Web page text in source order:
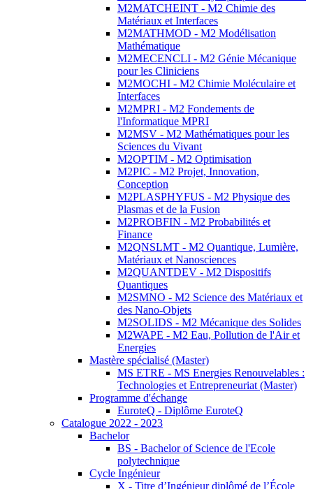
M2MATCHEINT - M2 Chimie des
Matériaux et Interfaces
M2MATHMOD - M2 Modélisation
Mathématique
M2MECENCLI - M2 Génie Mécanique
pour les Cliniciens
M2MOCHI - M2 Chimie Moléculaire et
Interfaces
M2MPRI - M2 Fondements de
l'Informatique MPRI
M2MSV - M2 Mathématiques pour les
Sciences du Vivant
M2OPTIM - M2 Optimisation
M2PIC - M2 Projet, Innovation,
Conception
M2PLASPHYFUS - M2 Physique des
Plasmas et de la Fusion
M2PROBFIN - M2 Probabilités et
Finance
M2QNSLMT - M2 Quantique, Lumière,
Matériaux et Nanosciences
M2QUANTDEV - M2 Dispositifs
Quantiques
M2SMNO - M2 Science des Matériaux et
des Nano-Objets
M2SOLIDS - M2 Mécanique des Solides
M2WAPE - M2 Eau, Pollution de l'Air et
Energies
Mastère spécialisé (Master)
MS ETRE - MS Energies Renouvelables :
Technologies et Entrepreneuriat (Master)
Programme d'échange
EuroteQ - Diplôme EuroteQ
Catalogue 2022 - 2023
Bachelor
BS - Bachelor of Science de l'Ecole
polytechnique
Cycle Ingénieur
X - Titre d’Ingénieur diplômé de l’École